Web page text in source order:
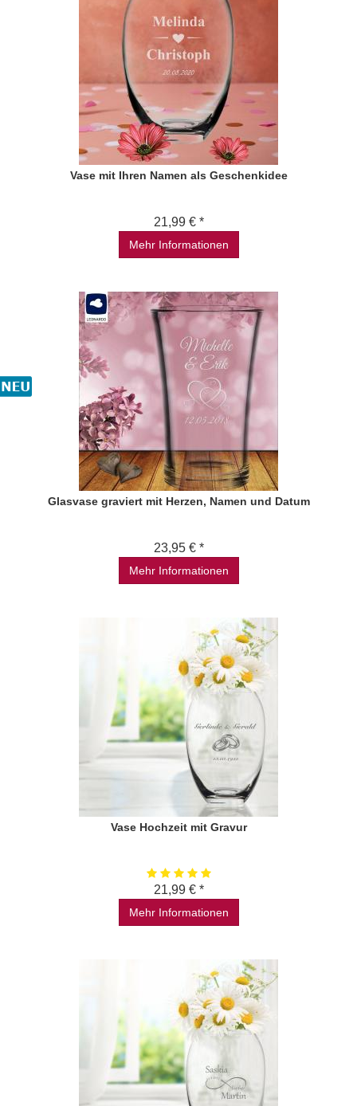
Vase mit Ihren Namen als Geschenkidee
21,99 € *
Mehr Informationen
Glasvase graviert mit Herzen, Namen und Datum
23,95 € *
Mehr Informationen
Vase Hochzeit mit Gravur
21,99 € *
Mehr Informationen